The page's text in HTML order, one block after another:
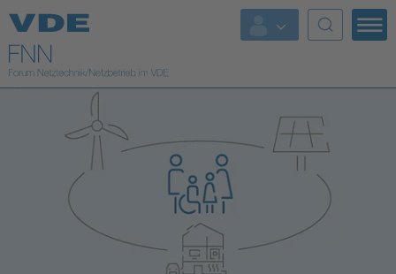
Top Themen
Fokusthemen
Energy
AI & Digital Trust
Health